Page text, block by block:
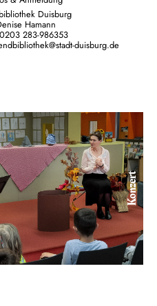
Duisburg
Hamann
283-986353
duisburg.de
Konzert